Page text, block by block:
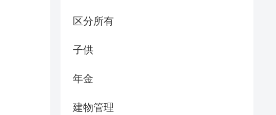
区分所有
子供
年金
建物管理